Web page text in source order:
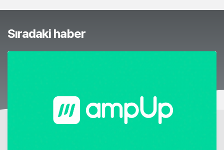
Sıradaki haber